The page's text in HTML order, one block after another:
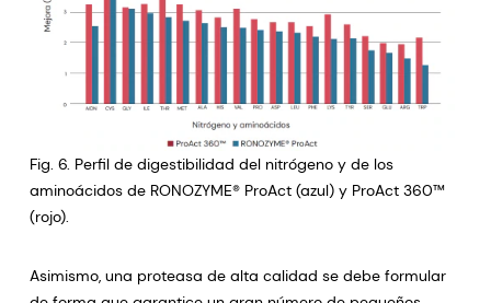
Fig. 6. Perfil de digestibilidad del nitrógeno y de los
aminoácidos de RONOZYME® ProAct (azul) y ProAct 360™
(rojo).
Asimismo, una proteasa de alta calidad se debe formular